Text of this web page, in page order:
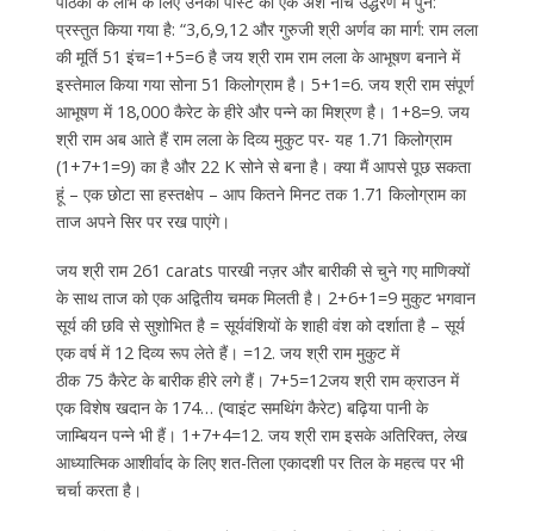
प्रस्तुत किया गया है: “3,6,9,12 और गुरुजी श्री अर्णव का मार्ग: राम लला
की मूर्ति 51 इंच=1+5=6 है जय श्री राम राम लला के आभूषण बनाने में
इस्तेमाल किया गया सोना 51 किलोग्राम है। 5+1=6. जय श्री राम संपूर्ण
आभूषण में 18,000 कैरेट के हीरे और पन्ने का मिश्रण है। 1+8=9. जय
श्री राम अब आते हैं राम लला के दिव्य मुकुट पर- यह 1.71 किलोग्राम
(1+7+1=9) का है और 22 K सोने से बना है। क्या मैं आपसे पूछ सकता
हूं – एक छोटा सा हस्तक्षेप – आप कितने मिनट तक 1.71 किलोग्राम का
ताज अपने सिर पर रख पाएंगे।
जय श्री राम 261 carats पारखी नज़र और बारीकी से चुने गए माणिक्यों
के साथ ताज को एक अद्वितीय चमक मिलती है। 2+6+1=9 मुकुट भगवान
सूर्य की छवि से सुशोभित है = सूर्यवंशियों के शाही वंश को दर्शाता है – सूर्य
एक वर्ष में 12 दिव्य रूप लेते हैं। =12. जय श्री राम मुकुट में
ठीक 75 कैरेट के बारीक हीरे लगे हैं। 7+5=12जय श्री राम क्राउन में
एक विशेष खदान के 174… (प्वाइंट समथिंग कैरेट) बढ़िया पानी के
जाम्बियन पन्ने भी हैं। 1+7+4=12. जय श्री राम इसके अतिरिक्त, लेख
आध्यात्मिक आशीर्वाद के लिए शत-तिला एकादशी पर तिल के महत्व पर भी
चर्चा करता है।